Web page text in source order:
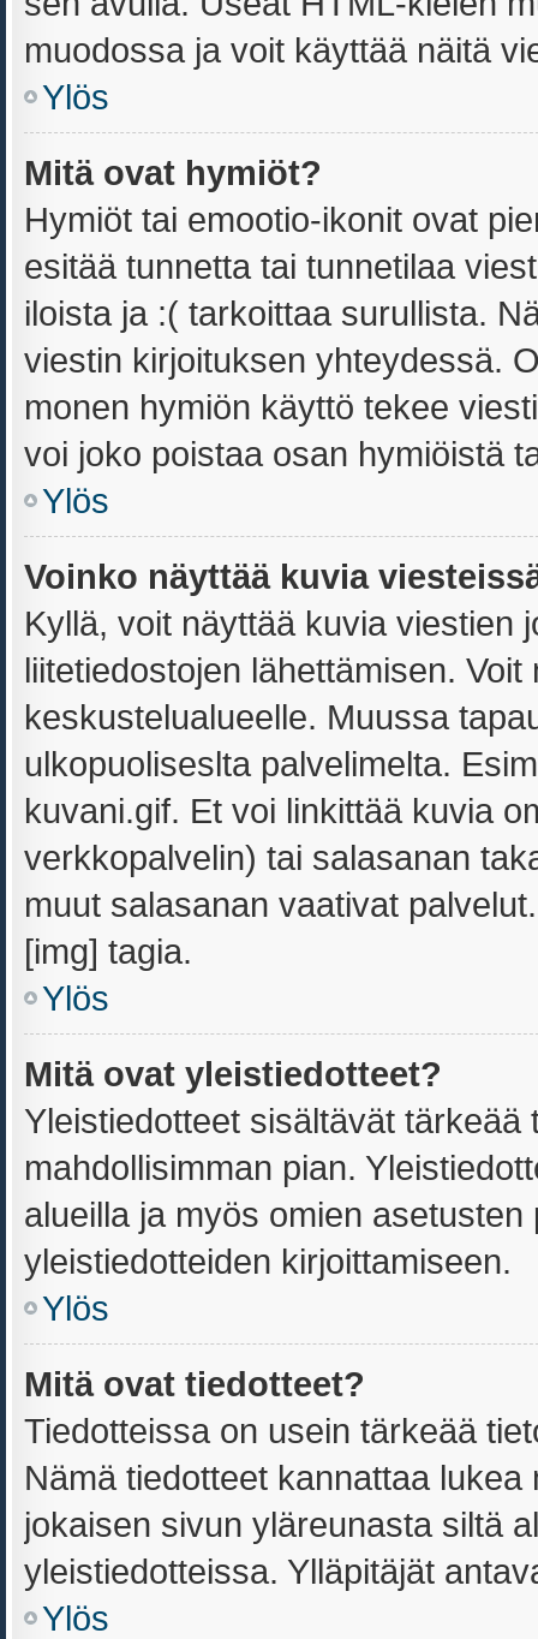
muodossa ja voit käyttää näitä
Ylös
Mitä ovat hymiöt?
Hymiöt tai emootio-ikonit ovat
esitää tunnetta tai tunnetilaa
iloista ja :( tarkoittaa surullista.
viestin kirjoituksen yhteydessä.
monen hymiön käyttö tekee
voi joko poistaa osan hymiöistä
Ylös
Voinko näyttää kuvia
Kyllä, voit näyttää kuvia viestien
liitetiedostojen lähettämisen.
keskustelualueelle. Muussa
ulkopuoliseslta palvelimelta.
kuvani.gif. Et voi linkittää kuvia
verkkopalvelin) tai salasanan
muut salasanan vaativat
[img] tagia.
Ylös
Mitä ovat yleistiedotteet?
Yleistiedotteet sisältävät
mahdollisimman pian.
alueilla ja myös omien
yleistiedotteiden kirjoittamiseen.
Ylös
Mitä ovat tiedotteet?
Tiedotteissa on usein tärkeää
Nämä tiedotteet kannattaa
jokaisen sivun yläreunasta siltä
yleistiedotteissa. Ylläpitäjät
Ylös